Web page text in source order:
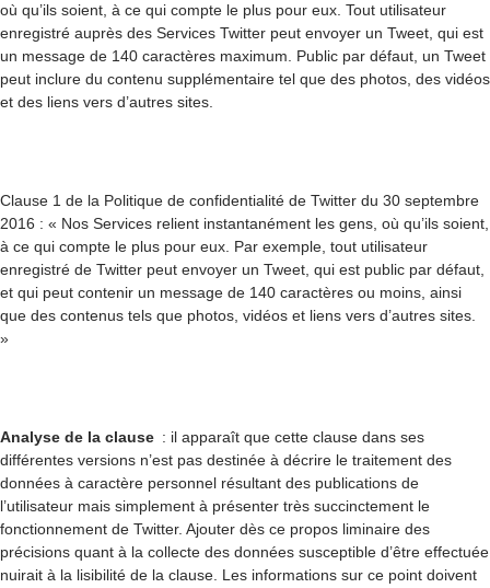
où qu’ils soient, à ce qui compte le plus pour eux. Tout utilisateur
enregistré auprès des Services Twitter peut envoyer un Tweet, qui est
un message de 140 caractères maximum. Public par défaut, un Tweet
peut inclure du contenu supplémentaire tel que des photos, des vidéos
et des liens vers d’autres sites.
Clause 1 de la Politique de confidentialité de Twitter du 30 septembre
2016 : « Nos Services relient instantanément les gens, où qu’ils soient,
à ce qui compte le plus pour eux. Par exemple, tout utilisateur
enregistré de Twitter peut envoyer un Tweet, qui est public par défaut,
et qui peut contenir un message de 140 caractères ou moins, ainsi
que des contenus tels que photos, vidéos et liens vers d’autres sites.
»
Analyse de la clause : il apparaît que cette clause dans ses
différentes versions n’est pas destinée à décrire le traitement des
données à caractère personnel résultant des publications de
l’utilisateur mais simplement à présenter très succinctement le
fonctionnement de Twitter. Ajouter dès ce propos liminaire des
précisions quant à la collecte des données susceptible d’être effectuée
nuirait à la lisibilité de la clause. Les informations sur ce point doivent